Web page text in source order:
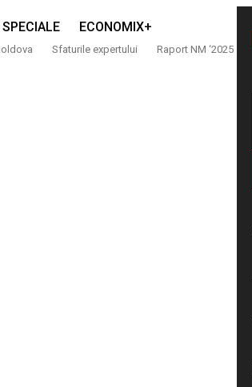
ECONOMIX+
Sfaturile expertului Raport NM ‘2025